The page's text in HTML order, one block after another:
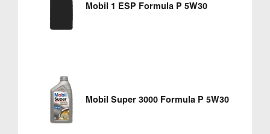
Mobil 1 ESP Formula P 5W30
Mobil Super 3000 Formula P 5W30